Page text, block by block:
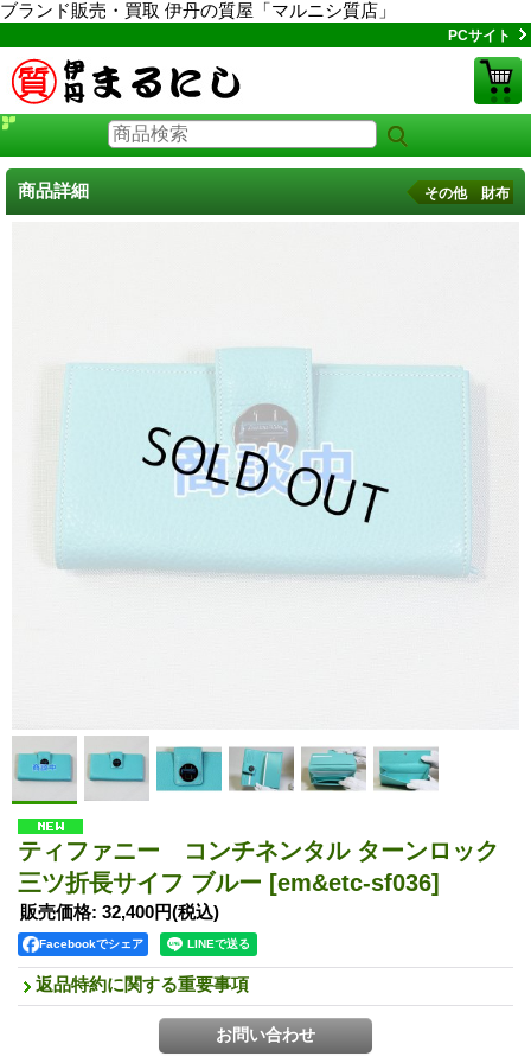
ブランド販売・買取 伊丹の質屋「マルニシ質店」
PCサイト
商品詳細 その他 財布
ティファニー コンチネンタル ターンロック
三ツ折長サイフ ブルー [em&etc-sf036]
販売価格: 32,400円(税込)
Facebookでシェア
返品特約に関する重要事項